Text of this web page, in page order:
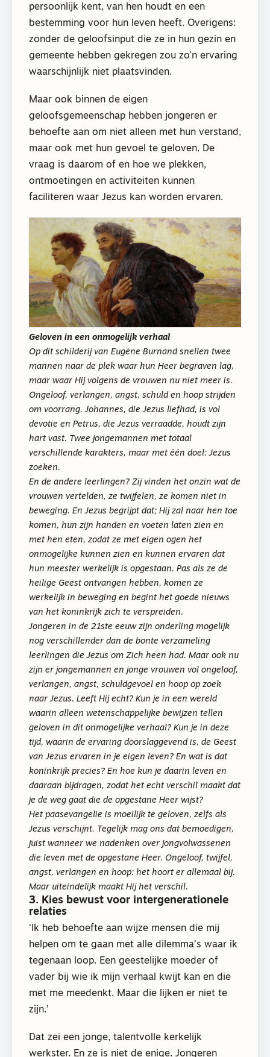
persoonlijk kent, van hen houdt en een
bestemming voor hun leven heeft. Overigens:
zonder de geloofsinput die ze in hun gezin en
gemeente hebben gekregen zou zo’n ervaring
waarschijnlijk niet plaatsvinden.
Maar ook binnen de eigen
geloofsgemeenschap hebben jongeren er
behoefte aan om niet alleen met hun verstand,
maar ook met hun gevoel te geloven. De
vraag is daarom of en hoe we plekken,
ontmoetingen en activiteiten kunnen
faciliteren waar Jezus kan worden ervaren.
Geloven in een onmogelijk verhaal
Op dit schilderij van Eugène Burnand snellen twee
mannen naar de plek waar hun Heer begraven lag,
maar waar Hij volgens de vrouwen nu niet meer is.
Ongeloof, verlangen, angst, schuld en hoop strijden
om voorrang. Johannes, die Jezus liefhad, is vol
devotie en Petrus, die Jezus verraadde, houdt zijn
hart vast. Twee jongemannen met totaal
verschillende karakters, maar met één doel: Jezus
zoeken.
En de andere leerlingen? Zij vinden het onzin wat de
vrouwen vertelden, ze twijfelen, ze komen niet in
beweging. En Jezus begrijpt dat; Hij zal naar hen toe
komen, hun zijn handen en voeten laten zien en
met hen eten, zodat ze met eigen ogen het
onmogelijke kunnen zien en kunnen ervaren dat
hun meester werkelijk is opgestaan. Pas als ze de
heilige Geest ontvangen hebben, komen ze
werkelijk in beweging en begint het goede nieuws
van het koninkrijk zich te verspreiden.
Jongeren in de 21ste eeuw zijn onderling mogelijk
nog verschillender dan de bonte verzameling
leerlingen die Jezus om Zich heen had. Maar ook nu
zijn er jongemannen en jonge vrouwen vol ongeloof,
verlangen, angst, schuldgevoel en hoop op zoek
naar Jezus. Leeft Hij echt? Kun je in een wereld
waarin alleen wetenschappelijke bewijzen tellen
geloven in dit onmogelijke verhaal? Kun je in deze
tijd, waarin de ervaring doorslaggevend is, de Geest
van Jezus ervaren in je eigen leven? En wat is dat
koninkrijk precies? En hoe kun je daarin leven en
daaraan bijdragen, zodat het echt verschil maakt dat
je de weg gaat die de opgestane Heer wijst?
Het paasevangelie is moeilijk te geloven, zelfs als
Jezus verschijnt. Tegelijk mag ons dat bemoedigen,
juist wanneer we nadenken over jongvolwassenen
die leven met de opgestane Heer. Ongeloof, twijfel,
angst, verlangen en hoop: het hoort er allemaal bij.
Maar uiteindelijk maakt Hij het verschil.
3. Kies bewust voor intergenerationele
relaties
‘Ik heb behoefte aan wijze mensen die mij
helpen om te gaan met alle dilemma’s waar ik
tegenaan loop. Een geestelijke moeder of
vader bij wie ik mijn verhaal kwijt kan en die
met me meedenkt. Maar die lijken er niet te
zijn.’
Dat zei een jonge, talentvolle kerkelijk
werkster. En ze is niet de enige. Jongeren